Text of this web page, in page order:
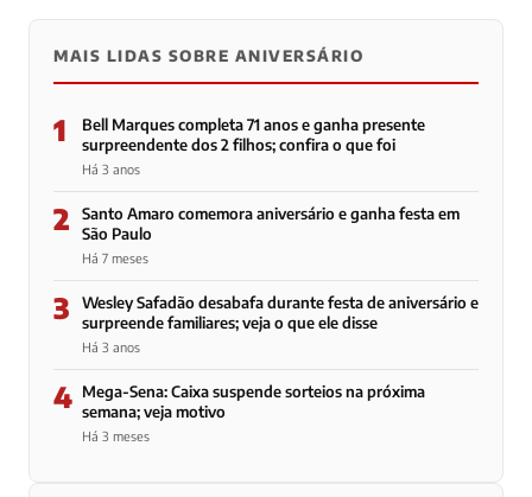
MAIS LIDAS SOBRE ANIVERSÁRIO
1
Bell Marques completa 71 anos e ganha presente
surpreendente dos 2 filhos; confira o que foi
Há 3 anos
2
Santo Amaro comemora aniversário e ganha festa em
São Paulo
Há 7 meses
3
Wesley Safadão desabafa durante festa de aniversário e
surpreende familiares; veja o que ele disse
Há 3 anos
4 Mega-Sena: Caixa suspende sorteios na próxima
semana; veja motivo
Há 3 meses